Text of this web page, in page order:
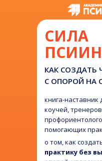
СИЛА
КАК СОЗДАТЬ
С ОПОРОЙ НА
книга-наставник
коучей,
помогающих
о том, как
практику без